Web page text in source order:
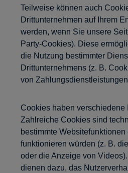
Teilweise können auch
Drittunternehmen auf Ihrem
werden, wenn Sie unsere
Party-Cookies). Diese
die Nutzung bestimmter
Drittunternehmens (z. B.
von
Cookies haben verschiedene
Zahlreiche Cookies sind
bestimmte
funktionieren würden (z. B.
oder die Anzeige von
dienen dazu, das